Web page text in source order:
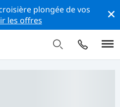
plongée de vos
les offres